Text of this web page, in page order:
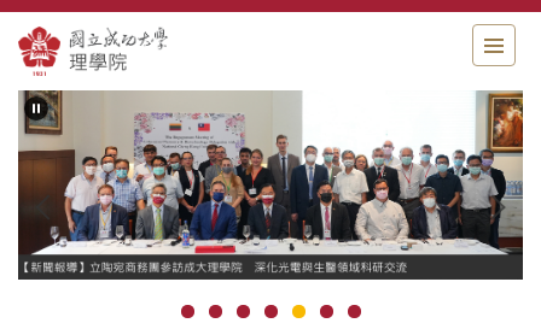
跳
到
主
要
內